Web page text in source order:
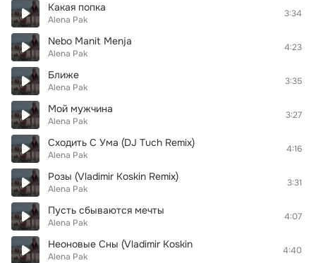
Какая попка
Alena Pak
3:34
Nebo Manit Menja
Alena Pak
4:23
Ближе
Alena Pak
3:35
Мой мужчина
Alena Pak
3:27
Сходить С Ума (DJ Tuch Remix)
Alena Pak
4:16
Розы (Vladimir Koskin Remix)
Alena Pak
3:31
Пусть сбываются мечты
Alena Pak
4:07
Неоновые Сны (Vladimir Koskin
Alena Pak
4:40